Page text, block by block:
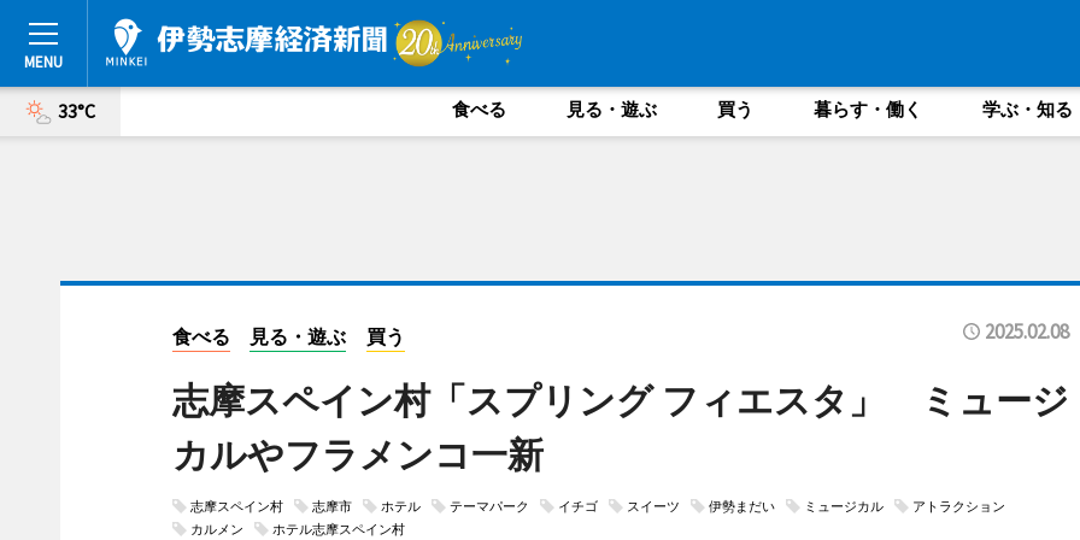
33°C 食べる 見る・遊ぶ 買う 暮らす・働く 学ぶ・知る
食べる 見る・遊ぶ 買う 2025.02.08
志摩スペイン村「スプリング フィエスタ」 ミュージ
カルやフラメンコ一新
志摩スペイン村 志摩市 ホテル テーマパーク イチゴ スイーツ 伊勢まだい ミュージカル
アトラクション
カルメン
ホテル志摩スペイン村